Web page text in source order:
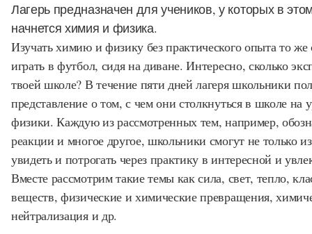
Лагерь предназначен для учеников, у которых в
начнется химия и физика.
Изучать химию и физику без практического опыта то же
играть в футбол, сидя на диване. Интересно, сколько
твоей школе? В течение пяти дней лагеря школьники
представление о том, с чем они столкнуться в школе на
физики. Каждую из рассмотренных тем, например,
реакции и многое другое, школьники смогут не только
увидеть и потрогать через практику в интересной и
Вместе рассмотрим такие темы как сила, свет, тепло,
веществ, физические и химические превращения,
нейтрализация и др.